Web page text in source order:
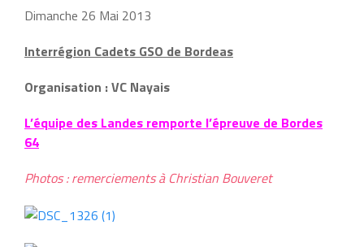
Dimanche 26 Mai 2013
Interrégion Cadets GSO de Bordeas
Organisation : VC Nayais
L’équipe des Landes remporte l’épreuve de Bordes
64
Photos : remerciements à Christian Bouveret